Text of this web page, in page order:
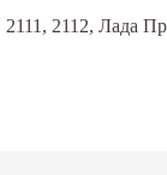
2112, Лада